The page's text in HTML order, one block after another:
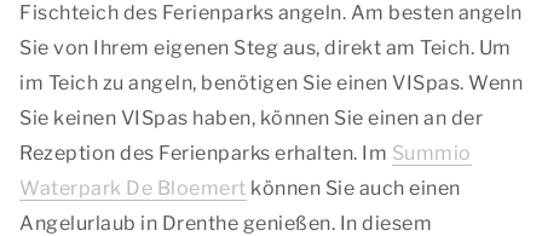
Fischteich des Ferienparks angeln. Am besten angeln
Sie von Ihrem eigenen Steg aus, direkt am Teich. Um
im Teich zu angeln, benötigen Sie einen VISpas. Wenn
Sie keinen VISpas haben, können Sie einen an der
Rezeption des Ferienparks erhalten. Im Summio
Waterpark De Bloemert können Sie auch einen
Angelurlaub in Drenthe genießen. In diesem